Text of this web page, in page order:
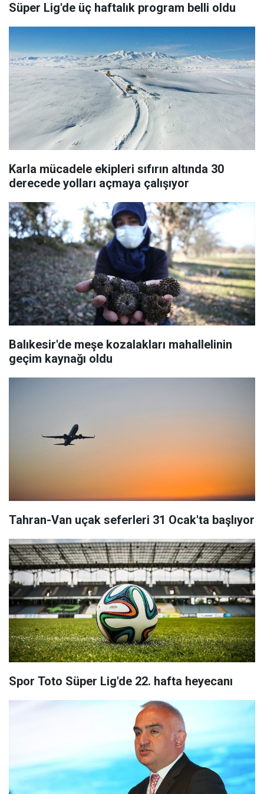
Süper Lig'de üç haftalık program belli oldu
Karla mücadele ekipleri sıfırın altında 30
derecede yolları açmaya çalışıyor
Balıkesir'de meşe kozalakları mahallelinin
geçim kaynağı oldu
Tahran-Van uçak seferleri 31 Ocak'ta başlıyor
Spor Toto Süper Lig'de 22. hafta heyecanı